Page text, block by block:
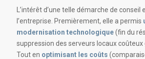
L’intérêt d’une telle démarche de
l’entreprise. Premièrement, elle a permis
modernisation technologique(fin du
suppression des serveurs locaux coûteux
Tout en optimisant les coûts